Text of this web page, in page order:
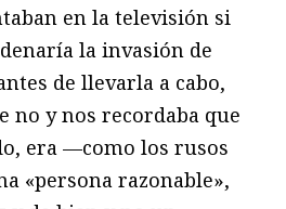
en la televisión si
la invasión de
de llevarla a cabo,
no y nos recordaba que
era —como los rusos
«persona razonable»,